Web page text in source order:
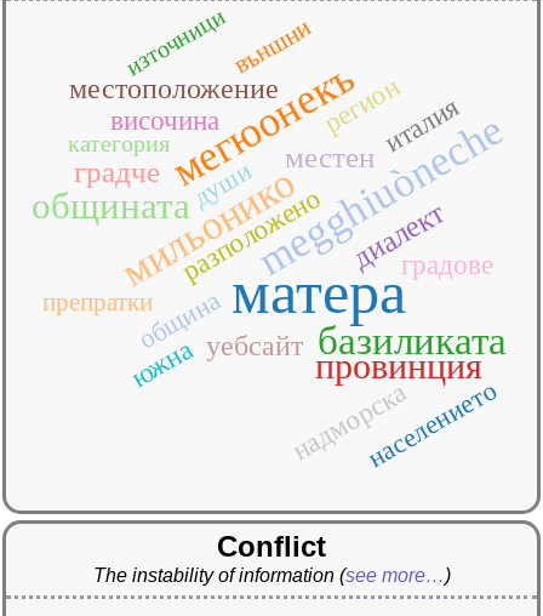
матера
megghiuòneche
мегюонекъ
мильонико
базиликата
общината
провинция
градче
диалект
местен
местоположение
уебсайт
височина
градове
италия
надморска
разположено
регион
южна
души
населението
община
външни
препратки
източници
категория
Conflict
The instability of information (see more…)